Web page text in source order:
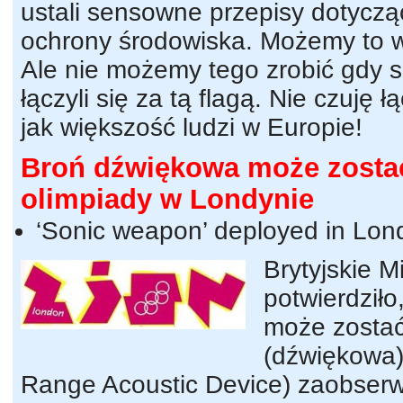
ustali sensowne przepisy
ochrony środowiska. Możemy to
Ale nie możemy tego zrobić gdy
łączyli się za tą flagą. Nie czuję
jak większość ludzi w Europie!
Broń dźwiękowa może
olimpiady w Londynie
‘Sonic weapon’ deployed in
Brytyjskie
może
Range Acoustic Device)